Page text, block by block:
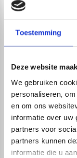
Toestemming
Deze website
We gebruiken
personaliseren,
en om ons
informatie over uw
partners voor
partners kunnen
informatie die u
dan kunt u altijd
opnemen.
Live chat
Chat met één
Maandag t/m
Wij zijn dus ook
weekend!